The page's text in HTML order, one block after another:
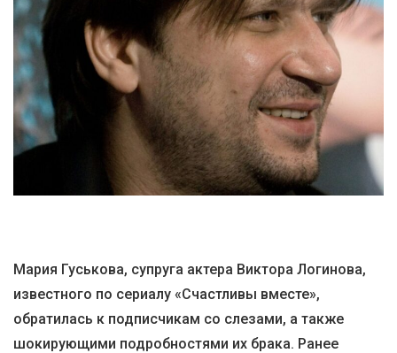
Мария Гуськова, супруга актера Виктора Логинова,
известного по сериалу «Счастливы вместе»,
обратилась к подписчикам со слезами, а также
шокирующими подробностями их брака. Ранее